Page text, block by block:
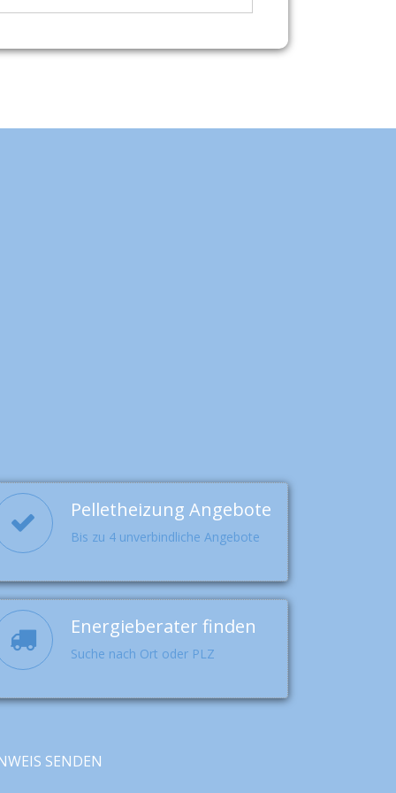
Pelletheizung Angebote
Bis zu 4 unverbindliche Angebote
Energieberater finden
Suche nach Ort oder PLZ
SENDEN